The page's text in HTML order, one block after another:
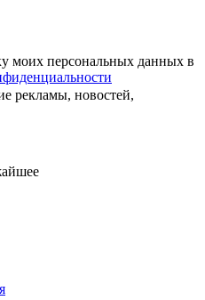
моих персональных данных в
рекламы, новостей,